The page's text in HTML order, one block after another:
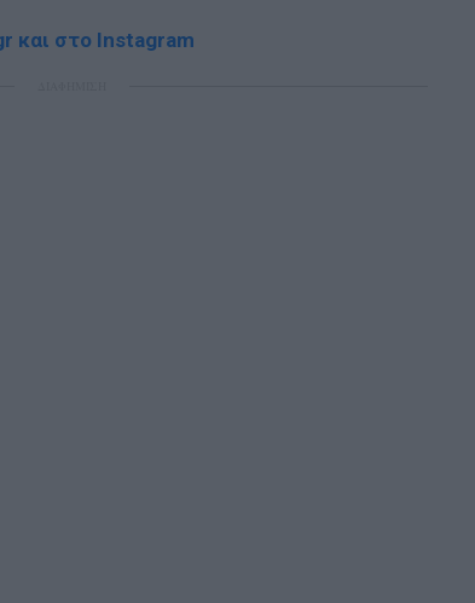
και στο Instagram